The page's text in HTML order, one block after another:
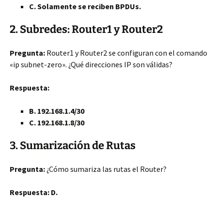
C. Solamente se reciben BPDUs.
2. Subredes: Router1 y Router2
Pregunta: Router1 y Router2 se configuran con el comando
«ip subnet-zero». ¿Qué direcciones IP son válidas?
Respuesta:
B. 192.168.1.4/30
C. 192.168.1.8/30
3. Sumarización de Rutas
Pregunta: ¿Cómo sumariza las rutas el Router?
Respuesta: D.